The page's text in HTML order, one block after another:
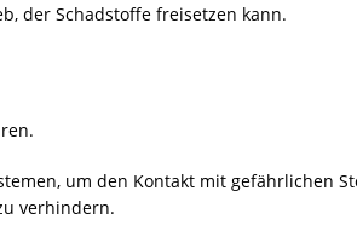
der Schadstoffe freisetzen kann.
um den Kontakt mit gefährlichen
verhindern.